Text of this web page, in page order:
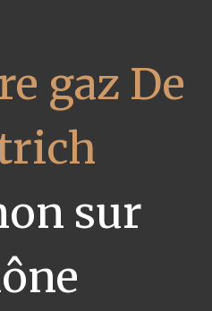
gaz De
sur